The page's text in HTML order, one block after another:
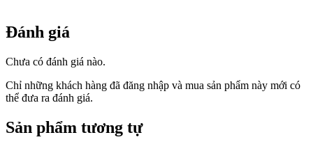
Đánh giá
Chưa có đánh giá nào.
Chỉ những khách hàng đã đăng nhập và mua sản phẩm này mới có
thể đưa ra đánh giá.
Sản phẩm tương tự